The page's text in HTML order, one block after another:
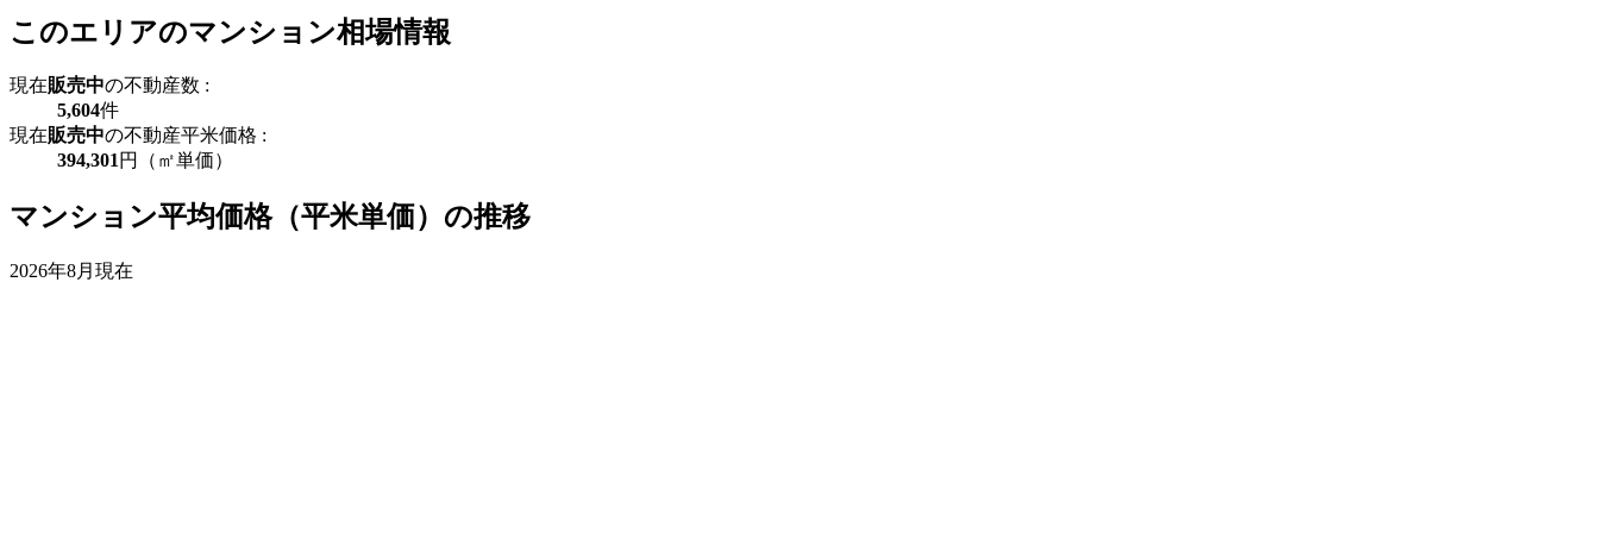
このエリアのマンション相場情報
現在販売中の不動産数 :
5,604件
現在販売中の不動産平米価格 :
394,301円（㎡単価）
マンション平均価格（平米単価）の推移
2026年8月現在